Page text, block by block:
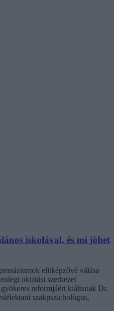
iskolával, és mi jöhet
elitképzővé válása
oktatási szerkezet
reformjáért kiáltanak Dr.
szakpszichológus,